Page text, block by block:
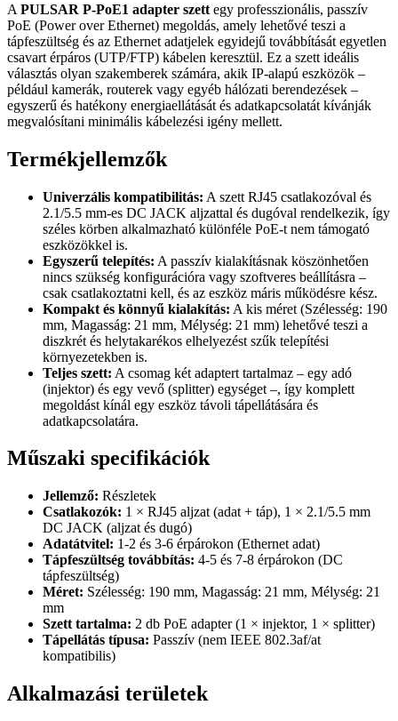
A PULSAR P-PoE1 adapter szett egy professzionális, passzív
PoE (Power over Ethernet) megoldás, amely lehetővé teszi a
tápfeszültség és az Ethernet adatjelek egyidejű továbbítását egyetlen
csavart érpáros (UTP/FTP) kábelen keresztül. Ez a szett ideális
választás olyan szakemberek számára, akik IP-alapú eszközök –
például kamerák, routerek vagy egyéb hálózati berendezések –
egyszerű és hatékony energiaellátását és adatkapcsolatát kívánják
megvalósítani minimális kábelezési igény mellett.
Termékjellemzők
Univerzális kompatibilitás: A szett RJ45 csatlakozóval és
2.1/5.5 mm-es DC JACK aljzattal és dugóval rendelkezik, így
széles körben alkalmazható különféle PoE-t nem támogató
eszközökkel is.
Egyszerű telepítés: A passzív kialakításnak köszönhetően
nincs szükség konfigurációra vagy szoftveres beállításra –
csak csatlakoztatni kell, és az eszköz máris működésre kész.
Kompakt és könnyű kialakítás: A kis méret (Szélesség: 190
mm, Magasság: 21 mm, Mélység: 21 mm) lehetővé teszi a
diszkrét és helytakarékos elhelyezést szűk telepítési
környezetekben is.
Teljes szett: A csomag két adaptert tartalmaz – egy adó
(injektor) és egy vevő (splitter) egységet –, így komplett
megoldást kínál egy eszköz távoli tápellátására és
adatkapcsolatára.
Műszaki specifikációk
Jellemző: Részletek
Csatlakozók: 1 × RJ45 aljzat (adat + táp), 1 × 2.1/5.5 mm
DC JACK (aljzat és dugó)
Adatátvitel: 1-2 és 3-6 érpárokon (Ethernet adat)
Tápfeszültség továbbítás: 4-5 és 7-8 érpárokon (DC
tápfeszültség)
Méret: Szélesség: 190 mm, Magasság: 21 mm, Mélység: 21
mm
Szett tartalma: 2 db PoE adapter (1 × injektor, 1 × splitter)
Tápellátás típusa: Passzív (nem IEEE 802.3af/at
kompatibilis)
Alkalmazási területek